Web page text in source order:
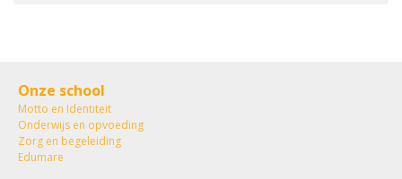
Onze school
Motto en Identiteit
Onderwijs en opvoeding
Zorg en begeleiding
Edumare